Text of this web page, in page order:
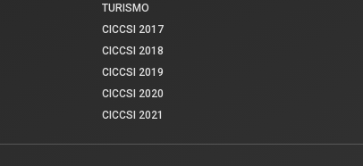
TURISMO
CICCSI 2017
CICCSI 2018
CICCSI 2019
CICCSI 2020
CICCSI 2021